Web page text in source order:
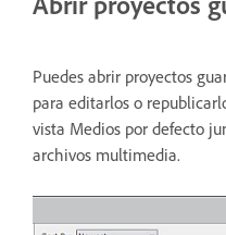
Puedes abrir proyectos
para editarlos o
vista Medios por defecto
archivos multimedia.